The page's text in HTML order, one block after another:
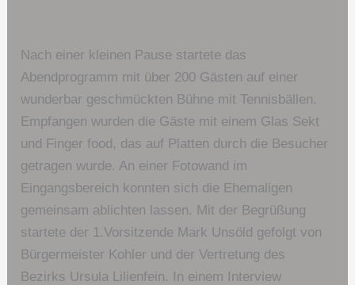
Nach einer kleinen Pause startete das
Abendprogramm mit über 200 Gästen auf einer
wunderbar geschmückten Bühne mit Tennisbällen.
Empfangen wurden die Gäste mit einem Glas Sekt
und Finger food, das auf Platten durch die Besucher
getragen wurde. An einer Fotowand im
Eingangsbereich konnten sich die Ehemaligen
gemeinsam ablichten lassen. Mit der Begrüßung
startete der 1.Vorsitzende Mark Unsöld gefolgt von
Bürgermeister Kohler und der Vertretung des
Bezirks Ursula Lilienfein. In einem Interview